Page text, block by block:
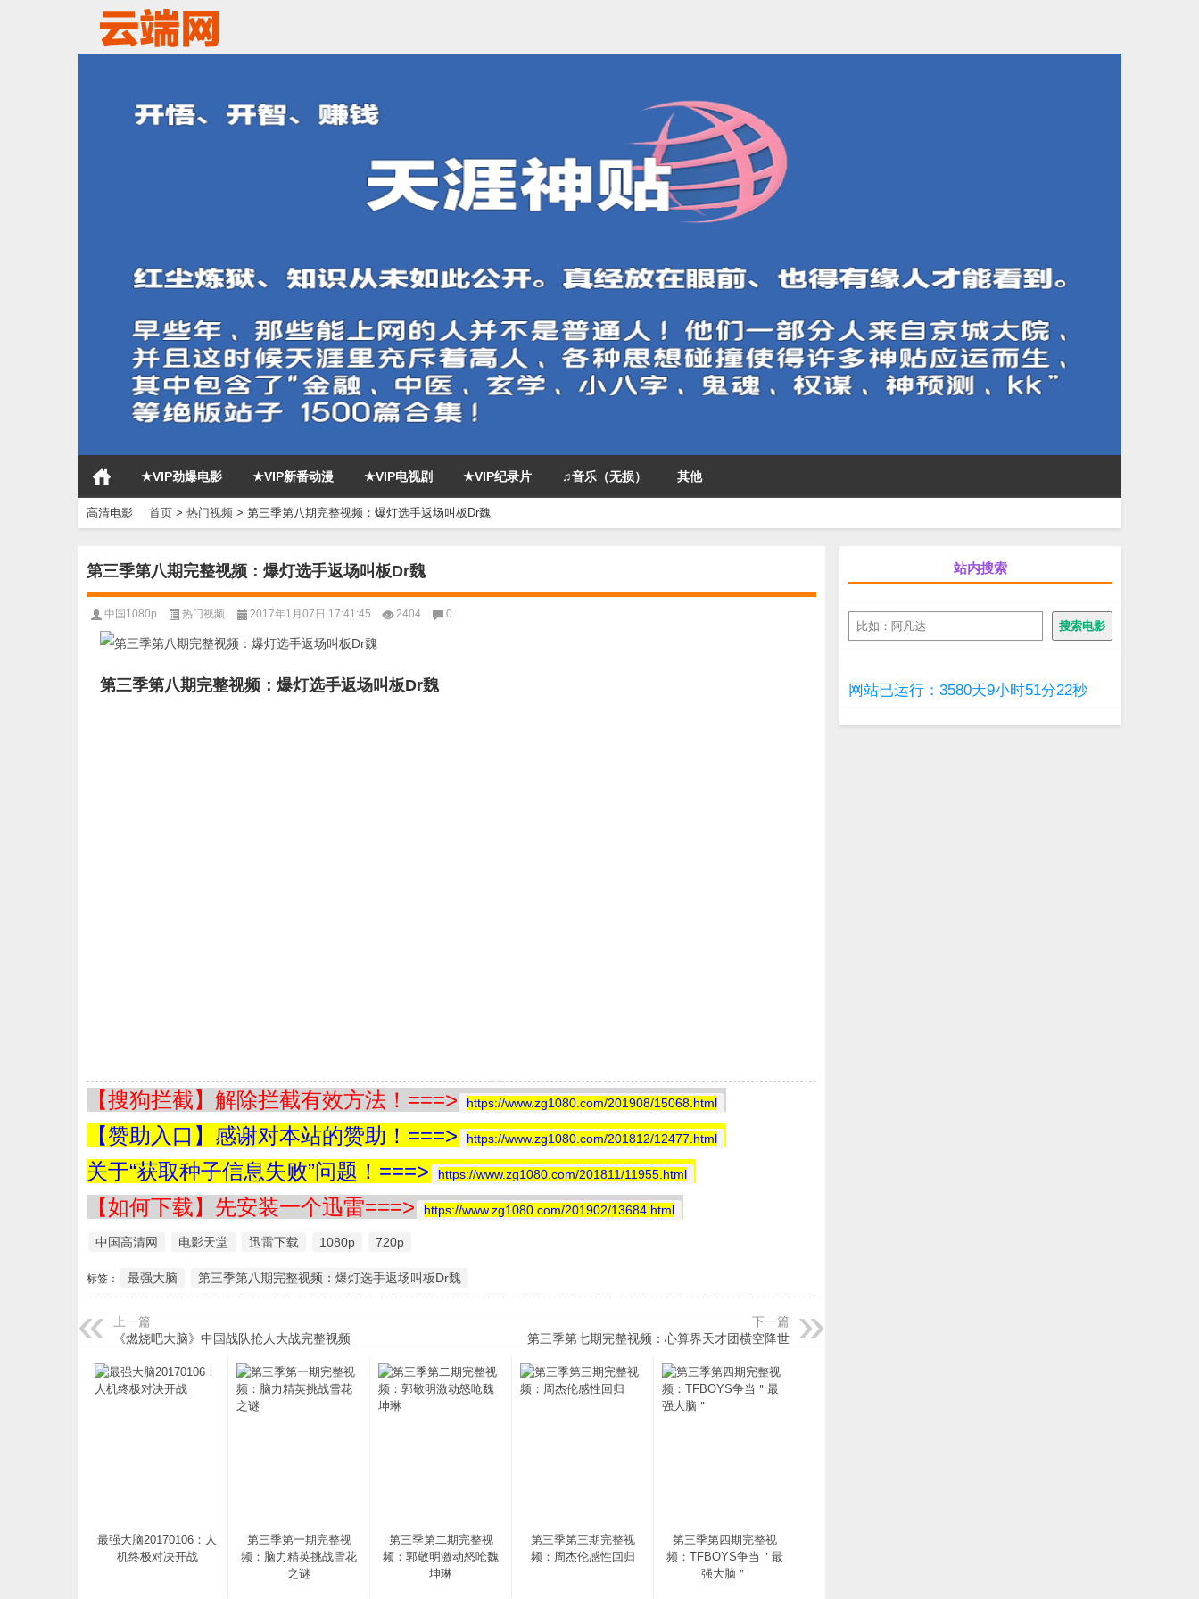
★VIP劲爆电影 ★VIP新番动漫 ★VIP电视剧 ★VIP纪录片 ♫音乐（无损） 其他
高清电影 首页 > 热门视频 > 第三季第八期完整视频：爆灯选手返场叫板Dr魏
站内搜索
搜
索
搜索电影
网站已运行：3580天9小时51分23秒
第三季第八期完整视频：爆灯选手返场叫板Dr魏
中国1080p 热门视频 2017年1月07日 17:41:45 2404 0
第三季第八期完整视频：爆灯选手返场叫板Dr魏
【搜狗拦截】解除拦截有效方法！===> https://www.zg1080.com/201908/15068.html
【赞助入口】感谢对本站的赞助！===> https://www.zg1080.com/201812/12477.html
关于“获取种子信息失败”问题！===> https://www.zg1080.com/201811/11955.html
【如何下载】先安装一个迅雷===> https://www.zg1080.com/201902/13684.html
中国高清网 电影天堂 迅雷下载 1080p 720p
标签： 最强大脑 第三季第八期完整视频：爆灯选手返场叫板Dr魏
上一篇
《燃烧吧大脑》中国战队抢人大战完整视频
下一篇
第三季第七期完整视频：心算界天才团横空降世
最强大脑20170106：人
机终极对决开战
第三季第一期完整视
频：脑力精英挑战雪花
之谜
第三季第二期完整视
频：郭敬明激动怒呛魏
坤琳
第三季第三期完整视
频：周杰伦感性回归
第三季第四期完整视
频：TFBOYS争当＂最
强大脑＂